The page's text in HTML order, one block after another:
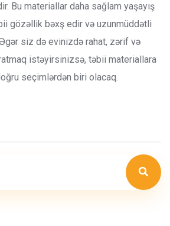
Bu materiallar daha sağlam yaşayış
gözəllik bəxş edir və uzunmüddətli
siz də evinizdə rahat, zərif və
istəyirsinizsə, təbii materiallara
seçimlərdən biri olacaq.